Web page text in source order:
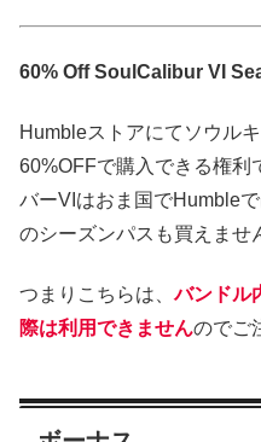
60% Off SoulCalibur VI
Humbleストアにてソウル
60%OFFで購入できる権利
バーVIはおま国でHumble
のシーズンパスも買えませ
つまりこちらは、バンドル
際は利用できませんのでご